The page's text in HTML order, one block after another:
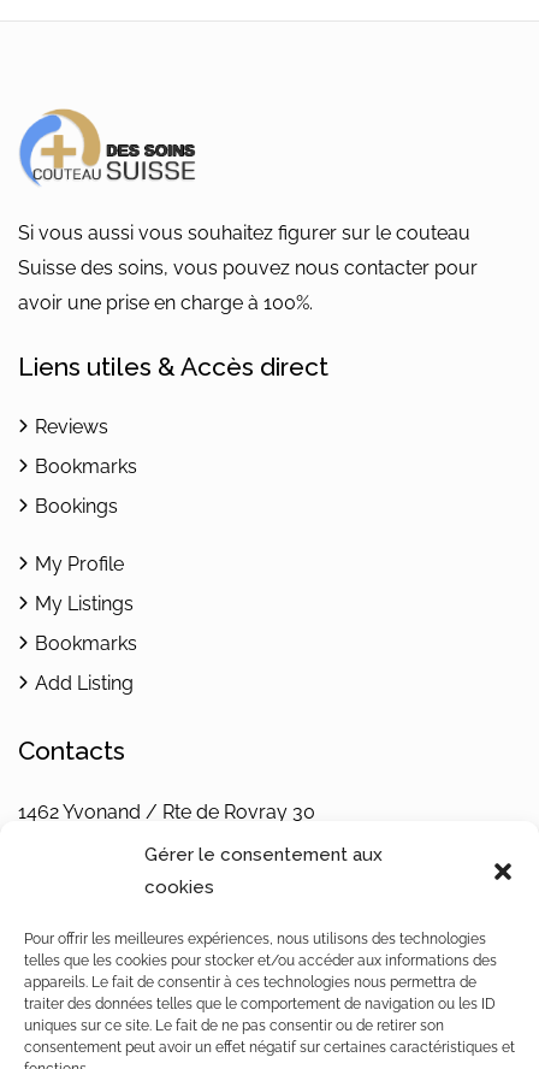
Gérer le consentement aux
cookies
Pour offrir les meilleures expériences, nous utilisons des technologies
telles que les cookies pour stocker et/ou accéder aux informations des
appareils. Le fait de consentir à ces technologies nous permettra de
traiter des données telles que le comportement de navigation ou les ID
uniques sur ce site. Le fait de ne pas consentir ou de retirer son
consentement peut avoir un effet négatif sur certaines caractéristiques et
216,00 €. 71,00 €.
Si vous aussi vous souhaitez figurer sur le couteau
Suisse des soins, vous pouvez nous contacter pour
avoir une prise en charge à 100%.
Liens utiles & Accès direct
Reviews
Bookmarks
Bookings
My Profile
My Listings
Bookmarks
Add Listing
Contacts
1462 Yvonand / Rte de Rovray 30
Vaud / Switzerland
Téléphone : +4179 242 32 68
©VLdesign: : Agence